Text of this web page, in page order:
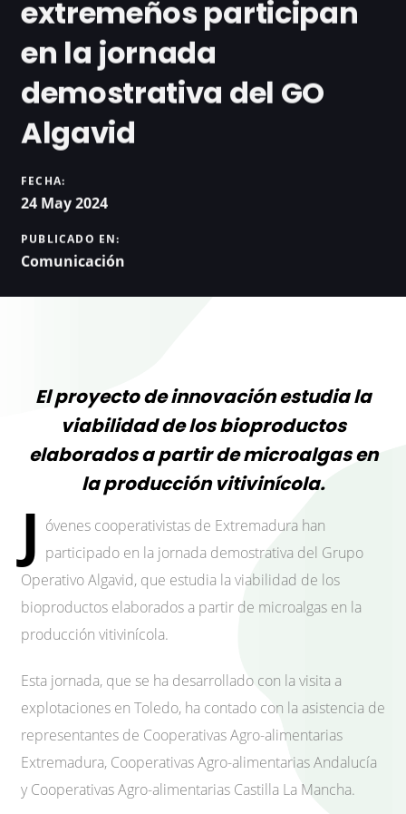
extremeños participan
en la jornada
demostrativa del GO
Algavid
FECHA:
24 May 2024
PUBLICADO EN:
Comunicación
El proyecto de innovación estudia la
viabilidad de los bioproductos
elaborados a partir de microalgas en
la producción vitivinícola.
J óvenes cooperativistas de Extremadura han
participado en la jornada demostrativa del Grupo
Operativo Algavid, que estudia la viabilidad de los
bioproductos elaborados a partir de microalgas en la
producción vitivinícola.
Esta jornada, que se ha desarrollado con la visita a
explotaciones en Toledo, ha contado con la asistencia de
representantes de Cooperativas Agro-alimentarias
Extremadura, Cooperativas Agro-alimentarias Andalucía
y Cooperativas Agro-alimentarias Castilla La Mancha.